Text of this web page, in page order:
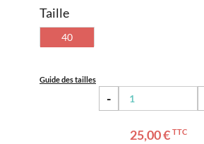
Taille
40
Guide des tailles
-
25,00 € TTC